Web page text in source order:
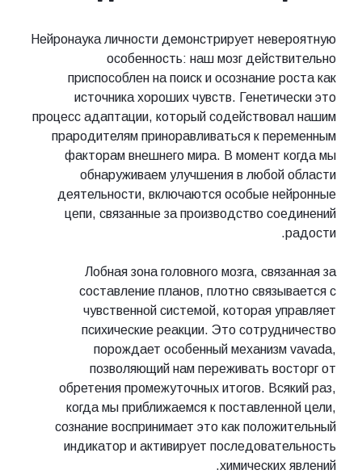
Нейронаука личности демонстрирует невероятную
особенность: наш мозг действительно
приспособлен на поиск и осознание роста как
источника хороших чувств. Генетически это
процесс адаптации, который содействовал нашим
прародителям приноравливаться к переменным
факторам внешнего мира. В момент когда мы
обнаруживаем улучшения в любой области
деятельности, включаются особые нейронные
цепи, связанные за производство соединений
радости.
Лобная зона головного мозга, связанная за
составление планов, плотно связывается с
чувственной системой, которая управляет
психические реакции. Это сотрудничество
порождает особенный механизм vavada,
позволяющий нам переживать восторг от
обретения промежуточных итогов. Всякий раз,
когда мы приближаемся к поставленной цели,
сознание воспринимает это как положительный
индикатор и активирует последовательность
химических явлений.